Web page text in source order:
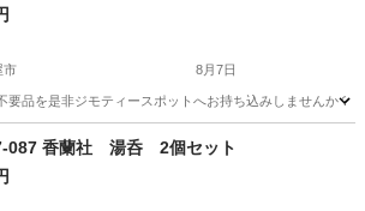
市 8月7日
を是非ジモティースポットへお持ち込みしませんか？
香蘭社
087 香蘭社 湯呑 2個セット